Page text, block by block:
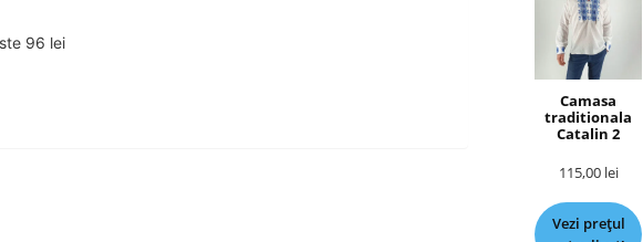
96 lei
Camasa
traditionala
Catalin 2
115,00 lei
Vezi prețul